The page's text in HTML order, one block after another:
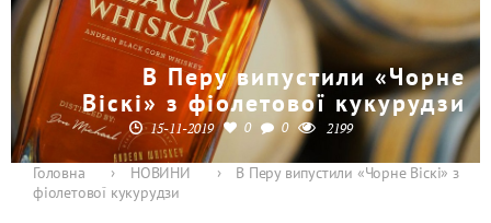
В Перу випустили «Чорне
Віскі» з фіолетової кукурудзи
15-11-2019 0 0 2199
Головна › НОВИНИ ›
В Перу випустили «Чорне Віскі» з
фіолетової кукурудзи